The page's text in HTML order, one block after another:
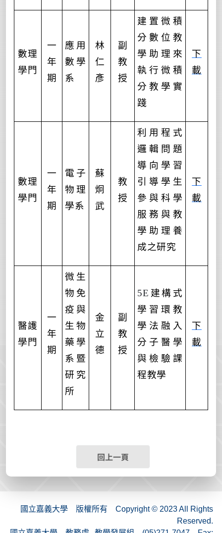
數理
學門
一
年
期
應用
數學
系
林
仁
彥
副
教
授
建置微積
分數位教
學助理來
執行微積
分教學實
踐
下
載
數理
學門
一
年
期
電子
物理
學系
蘇
炯
武
教
授
利用程式
邏輯問題
導向學習
引導學生
參與科學
服務與教
學助理養
成之研究
下
載
醫護
學門
一
年
期
微生
物免
疫與
生物
藥學
系暨
研究
所
金
立
德
副
教
授
5E 建構式
學習環教
學法融入
分子醫學
與檢驗課
程教學
下
載
回上一頁
國立嘉義大學 版權所有 Copyright © 2023 All Rights
Reserved.